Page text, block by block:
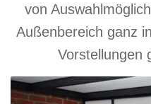
von
Außenbereich ganz
Vorstellungen